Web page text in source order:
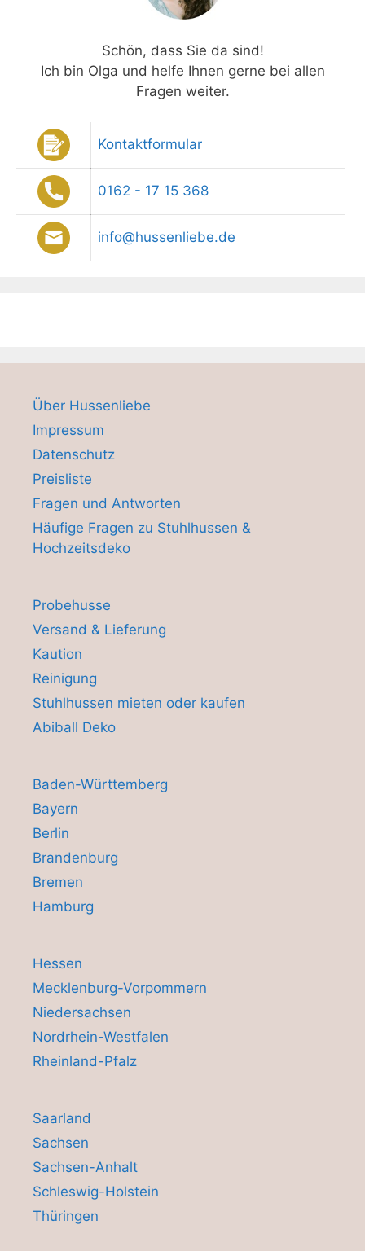
Schön, dass Sie da sind!
Ich bin Olga und helfe Ihnen gerne bei allen
Fragen weiter.
Kontaktformular
0162 - 17 15 368
info@hussenliebe.de
Über Hussenliebe
Impressum
Datenschutz
Preisliste
Fragen und Antworten
Häufige Fragen zu Stuhlhussen &
Hochzeitsdeko
Probehusse
Versand & Lieferung
Kaution
Reinigung
Stuhlhussen mieten oder kaufen
Abiball Deko
Baden-Württemberg
Bayern
Berlin
Brandenburg
Bremen
Hamburg
Hessen
Mecklenburg-Vorpommern
Niedersachsen
Nordrhein-Westfalen
Rheinland-Pfalz
Saarland
Sachsen
Sachsen-Anhalt
Schleswig-Holstein
Thüringen